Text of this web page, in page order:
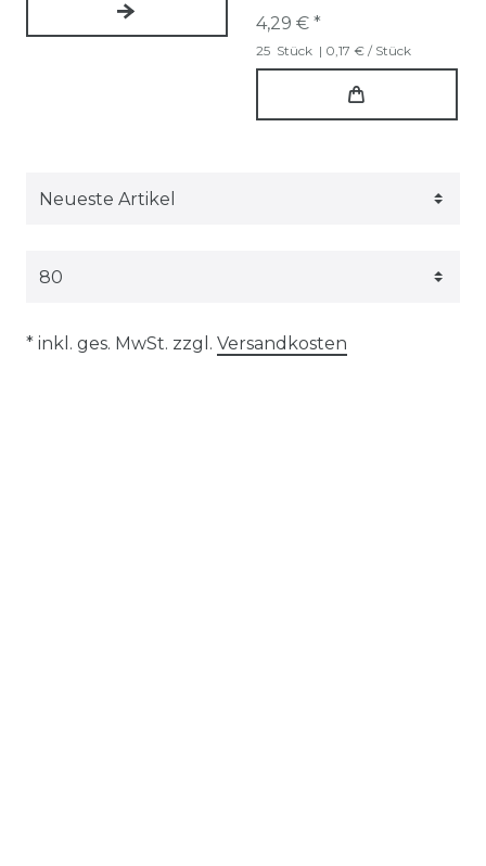
4,29 € *
25 Stück | 0,17 € / Stück
* inkl. ges. MwSt. zzgl. Versandkosten